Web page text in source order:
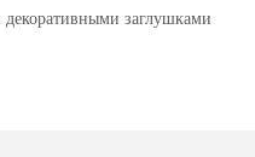
заглушками